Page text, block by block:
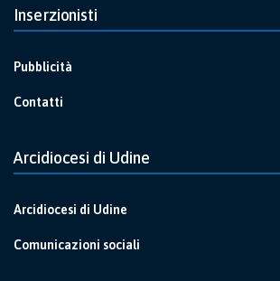
Inserzionisti
Pubblicità
Contatti
Arcidiocesi di Udine
Arcidiocesi di Udine
Comunicazioni sociali